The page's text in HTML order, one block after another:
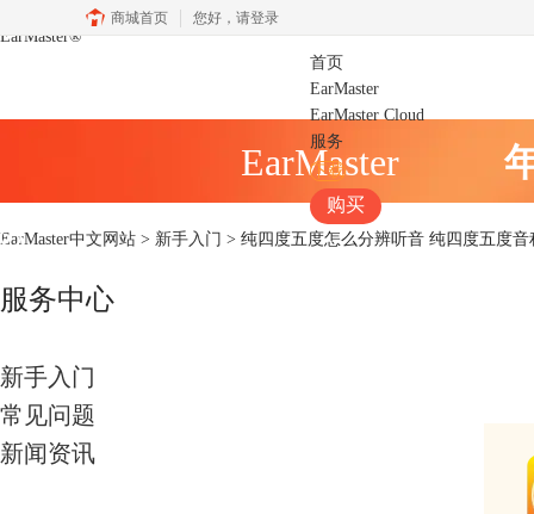
商城首页 您好， 请登录
EarMaster®
首页
EarMaster
EarMaster Cloud
服务
下载
购买
EarMaster
EarMaster中文网站 > 新手入门 > 纯四度五度怎么分辨听音 纯四度五度音
服务中心
新手入门
常见问题
新闻资讯